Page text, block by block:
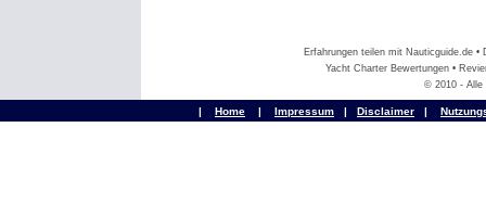
Erfahrungen teilen mit Nauticguide.de
Yacht Charter Bewertungen •
© 2010 - Alle
| Home | Impressum | Disclaimer |